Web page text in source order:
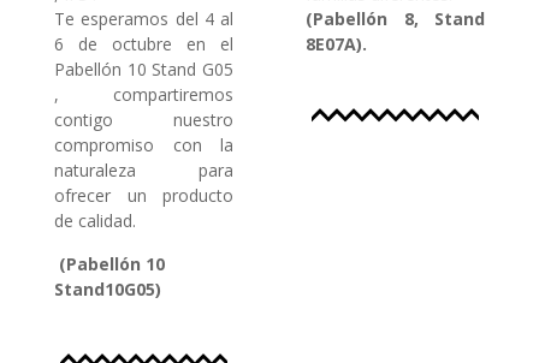
Te esperamos del 4 al
6 de octubre en el
Pabellón 10 Stand G05
, compartiremos
contigo nuestro
compromiso con la
naturaleza para
ofrecer un producto
de calidad.
(Pabellón 10
Stand10G05)
(Pabellón 8, Stand
8E07A).